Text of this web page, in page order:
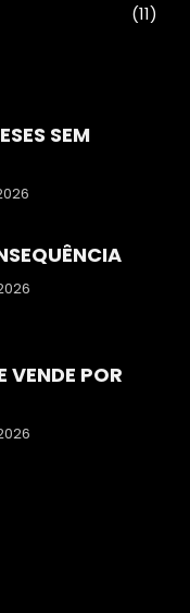
(11)
SEM
VENDE POR